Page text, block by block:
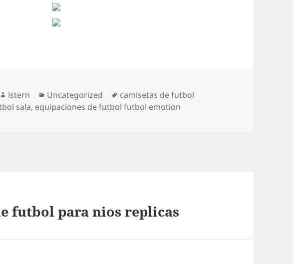
Autor
istern Categorías
Uncategorized Etiquetas
camisetas de futbol
sala, equipaciones de futbol futbol emotion
futbol para nios replicas